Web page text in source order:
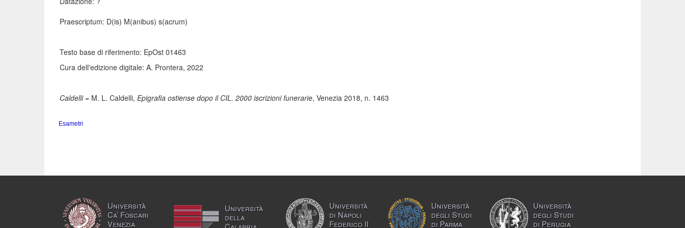
Praescriptum: D(is) M(anibus) s(acrum)
Testo base di riferimento: EpOst 01463
Cura dell'edizione digitale: A. Prontera, 2022
Caldelli= M. L. Caldelli, Epigrafia ostiense dopo il CIL. 2000 iscrizioni funerarie, Venezia 2018, n. 1463
Esametri
Università
Ca’ Foscari
Venezia
Università
della
Università
di Napoli
Federico II
Università
degli Studi
di Parma
Università
degli Studi
di Perugia